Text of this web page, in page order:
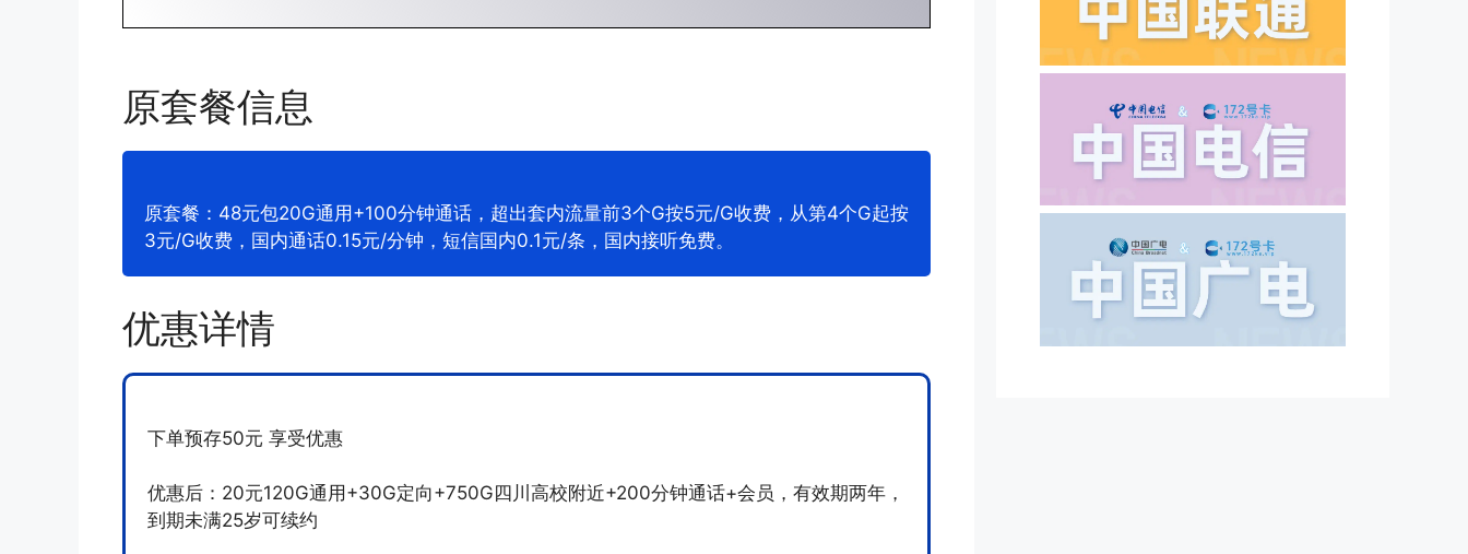
原套餐信息
原套餐：48元包20G通用+100分钟通话，超出套内流量前3个G按5元/G收费，从第4个G起按
3元/G收费，国内通话0.15元/分钟，短信国内0.1元/条，国内接听免费。
优惠详情
下单预存50元 享受优惠
优惠后：20元120G通用+30G定向+750G四川高校附近+200分钟通话+会员，有效期两年，
到期未满25岁可续约